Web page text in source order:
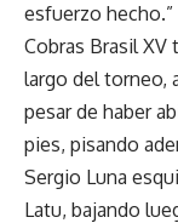
esfuerzo hecho.”
Cobras Brasil
largo del torneo,
pesar de haber
pies, pisando
Sergio Luna
Latu, bajando